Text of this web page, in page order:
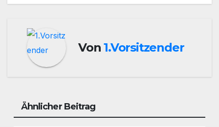
Von1.Vorsitzender
Ähnlicher Beitrag